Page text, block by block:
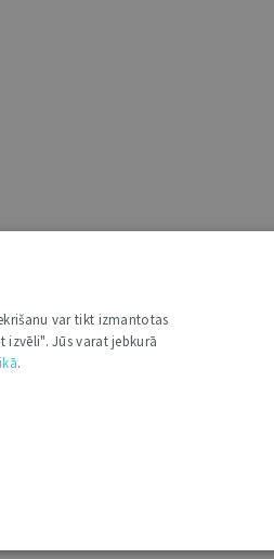
var tikt izmantotas
Jūs varat jebkurā
.